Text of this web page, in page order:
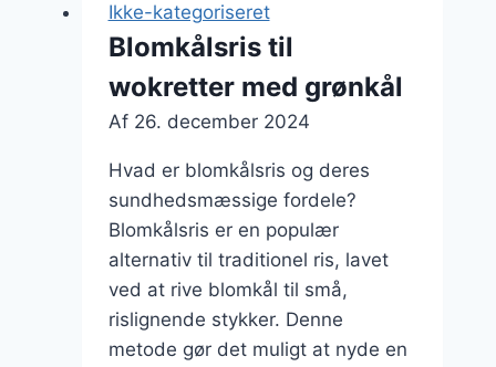
sød
kartoffel
Ikke-kategoriseret
Blomkålsris til
wokretter med grønkål
Af 26. december 2024
Hvad er blomkålsris og deres
sundhedsmæssige fordele?
Blomkålsris er en populær
alternativ til traditionel ris, lavet
ved at rive blomkål til små,
rislignende stykker. Denne
metode gør det muligt at nyde en